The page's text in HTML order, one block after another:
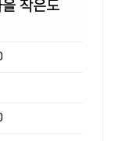
작은도